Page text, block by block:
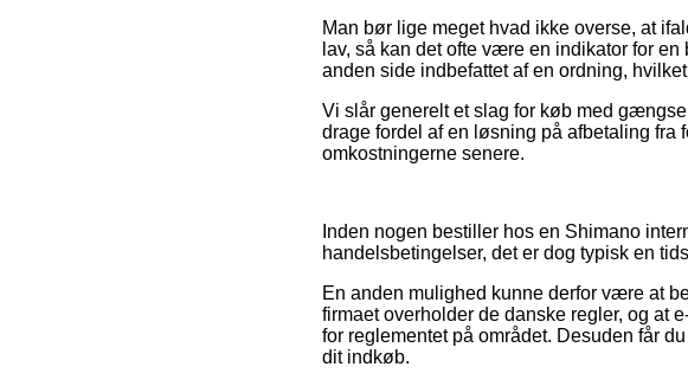
Man bør lige meget hvad ikke overse, at
lav, så kan det ofte være en indikator for
anden side indbefattet af en ordning,
Vi slår generelt et slag for køb med
drage fordel af en løsning på afbetaling fra
omkostningerne senere.
Inden nogen bestiller hos en Shimano
handelsbetingelser, det er dog typisk en
En anden mulighed kunne derfor være at
firmaet overholder de danske regler, og at
for reglementet på området. Desuden får
dit indkøb.